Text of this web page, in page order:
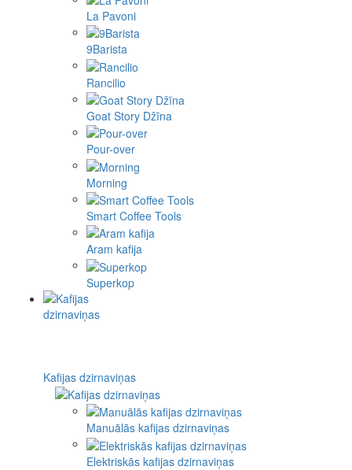
La Pavoni
9Barista
Rancilio
Goat Story Džīna
Pour-over
Morning
Smart Coffee Tools
Aram kafija
Superkop
Kafijas dzirnaviņas
Manuālās kafijas dzirnaviņas
Elektriskās kafijas dzirnaviņas